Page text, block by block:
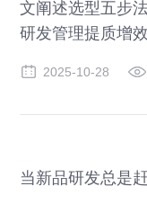
文阐述选型五步
研发管理提质增效
2025-10-28
当新品研发总是